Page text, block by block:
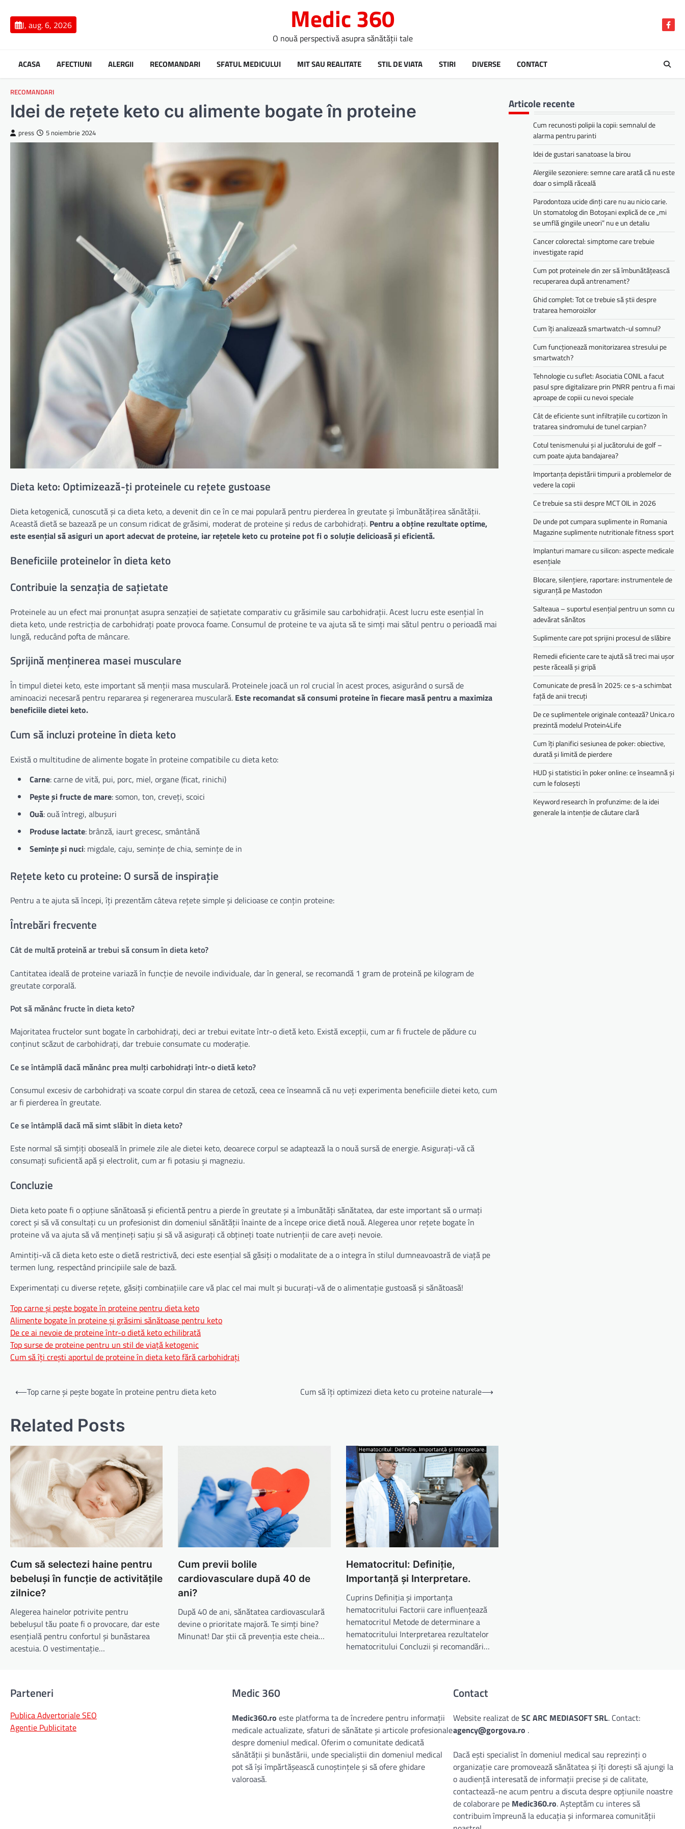
contentJ, aug. 6, 2026 Medic 360
O nouă perspectivă asupra sănătății tale
ACASA AFECTIUNI ALERGII RECOMANDARI SFATUL MEDICULUI MIT SAU REALITATE STIL DE VIATA STIRI DIVERSE CONTACT
RECOMANDARI
Idei de rețete keto cu alimente bogate în proteine
press 5 noiembrie 2024
Dieta keto: Optimizează-ți proteinele cu rețete gustoase
Dieta ketogenică, cunoscută și ca dieta keto, a devenit din ce în ce mai populară pentru pierderea în greutate și îmbunătățirea sănătății.
Această dietă se bazează pe un consum ridicat de grăsimi, moderat de proteine și redus de carbohidrați. Pentru a obține rezultate optime,
este esențial să asiguri un aport adecvat de proteine, iar rețetele keto cu proteine pot fi o soluție delicioasă și eficientă.
Beneficiile proteinelor în dieta keto
Contribuie la senzația de sațietate
Proteinele au un efect mai pronunțat asupra senzației de sațietate comparativ cu grăsimile sau carbohidrații. Acest lucru este esențial în
dieta keto, unde restricția de carbohidrați poate provoca foame. Consumul de proteine te va ajuta să te simți mai sătul pentru o perioadă mai
lungă, reducând pofta de mâncare.
Sprijină menținerea masei musculare
În timpul dietei keto, este important să menții masa musculară. Proteinele joacă un rol crucial în acest proces, asigurând o sursă de
aminoacizi necesară pentru repararea și regenerarea musculară. Este recomandat să consumi proteine în fiecare masă pentru a maximiza
beneficiile dietei keto.
Cum să incluzi proteine în dieta keto
Există o multitudine de alimente bogate în proteine compatibile cu dieta keto:
Carne: carne de vită, pui, porc, miel, organe (ficat, rinichi)
Pește și fructe de mare: somon, ton, creveți, scoici
Ouă: ouă întregi, albușuri
Produse lactate: brânză, iaurt grecesc, smântână
Semințe și nuci: migdale, caju, semințe de chia, semințe de in
Rețete keto cu proteine: O sursă de inspirație
Pentru a te ajuta să începi, îți prezentăm câteva rețete simple și delicioase ce conțin proteine:
Întrebări frecvente
Cât de multă proteină ar trebui să consum în dieta keto?
Cantitatea ideală de proteine variază în funcție de nevoile individuale, dar în general, se recomandă 1 gram de proteină pe kilogram de
greutate corporală.
Pot să mănânc fructe în dieta keto?
Majoritatea fructelor sunt bogate în carbohidrați, deci ar trebui evitate într-o dietă keto. Există excepții, cum ar fi fructele de pădure cu
conținut scăzut de carbohidrați, dar trebuie consumate cu moderație.
Ce se întâmplă dacă mănânc prea mulți carbohidrați într-o dietă keto?
Consumul excesiv de carbohidrați va scoate corpul din starea de cetoză, ceea ce înseamnă că nu veți experimenta beneficiile dietei keto, cum
ar fi pierderea în greutate.
Ce se întâmplă dacă mă simt slăbit în dieta keto?
Este normal să simțiți oboseală în primele zile ale dietei keto, deoarece corpul se adaptează la o nouă sursă de energie. Asigurați-vă că
consumați suficientă apă și electrolit, cum ar fi potasiu și magneziu.
Concluzie
Dieta keto poate fi o opțiune sănătoasă și eficientă pentru a pierde în greutate și a îmbunătăți sănătatea, dar este important să o urmați
corect și să vă consultați cu un profesionist din domeniul sănătății înainte de a începe orice dietă nouă. Alegerea unor rețete bogate în
proteine vă va ajuta să vă mențineți sațiu și să vă asigurați că obțineți toate nutrienții de care aveți nevoie.
Amintiți-vă că dieta keto este o dietă restrictivă, deci este esențial să găsiți o modalitate de a o integra în stilul dumneavoastră de viață pe
termen lung, respectând principiile sale de bază.
Experimentați cu diverse rețete, găsiți combinațiile care vă plac cel mai mult și bucurați-vă de o alimentație gustoasă și sănătoasă!
Top carne și pește bogate în proteine pentru dieta keto
Alimente bogate în proteine și grăsimi sănătoase pentru keto
De ce ai nevoie de proteine într-o dietă keto echilibrată
Top surse de proteine pentru un stil de viață ketogenic
Cum să îți crești aportul de proteine în dieta keto fără carbohidrați
Navigare
articole
⟵Top carne și pește bogate în proteine pentru dieta keto Cum să îți optimizezi dieta keto cu proteine naturale⟶
Related Posts
Cum să selectezi haine pentru
bebeluși în funcție de activitățile
zilnice?
Alegerea hainelor potrivite pentru
bebelușul tău poate fi o provocare, dar este
esențială pentru confortul și bunăstarea
acestuia. O vestimentație…
Cum previi bolile
cardiovasculare după 40 de
ani?
După 40 de ani, sănătatea cardiovasculară
devine o prioritate majoră. Te simți bine?
Minunat! Dar știi că prevenția este cheia…
Hematocritul: Definiție,
Importanță și Interpretare.
Cuprins Definiția și importanța
hematocritului Factorii care influențează
hematocritul Metode de determinare a
hematocritului Interpretarea rezultatelor
hematocritului Concluzii și recomandări…
Articole recente
Cum recunosti polipii la copii: semnalul de
alarma pentru parinti
Idei de gustari sanatoase la birou
Alergiile sezoniere: semne care arată că nu este
doar o simplă răceală
Parodontoza ucide dinți care nu au nicio carie.
Un stomatolog din Botoșani explică de ce „mi
se umflă gingiile uneori” nu e un detaliu
Cancer colorectal: simptome care trebuie
investigate rapid
Cum pot proteinele din zer să îmbunătățească
recuperarea după antrenament?
Ghid complet: Tot ce trebuie să știi despre
tratarea hemoroizilor
Cum îți analizează smartwatch-ul somnul?
Cum funcționează monitorizarea stresului pe
smartwatch?
Tehnologie cu suflet: Asociatia CONIL a facut
pasul spre digitalizare prin PNRR pentru a fi mai
aproape de copiii cu nevoi speciale
Cât de eficiente sunt infiltrațiile cu cortizon în
tratarea sindromului de tunel carpian?
Cotul tenismenului și al jucătorului de golf –
cum poate ajuta bandajarea?
Importanța depistării timpurii a problemelor de
vedere la copii
Ce trebuie sa stii despre MCT OIL in 2026
De unde pot cumpara suplimente in Romania
Magazine suplimente nutritionale fitness sport
Implanturi mamare cu silicon: aspecte medicale
esențiale
Blocare, silențiere, raportare: instrumentele de
siguranță pe Mastodon
Salteaua – suportul esențial pentru un somn cu
adevărat sănătos
Suplimente care pot sprijini procesul de slăbire
Remedii eficiente care te ajută să treci mai ușor
peste răceală și gripă
Comunicate de presă în 2025: ce s-a schimbat
față de anii trecuți
De ce suplimentele originale contează? Unica.ro
prezintă modelul Protein4Life
Cum îți planifici sesiunea de poker: obiective,
durată și limită de pierdere
HUD și statistici în poker online: ce înseamnă și
cum le folosești
Keyword research în profunzime: de la idei
generale la intenție de căutare clară
Parteneri
Publica Advertoriale SEO
Agentie Publicitate
Medic 360
Medic360.ro este platforma ta de încredere pentru informații
medicale actualizate, sfaturi de sănătate și articole profesionale
despre domeniul medical. Oferim o comunitate dedicată
sănătății și bunăstării, unde specialiștii din domeniul medical
pot să își împărtășească cunoștințele și să ofere ghidare
valoroasă.
Contact
Website realizat deSC ARC MEDIASOFT SRL. Contact:
agency@gorgova.ro .
Dacă ești specialist în domeniul medical sau reprezinți o
organizație care promovează sănătatea și îți dorești să ajungi la
o audiență interesată de informații precise și de calitate,
contactează-ne acum pentru a discuta despre opțiunile noastre
de colaborare pe Medic360.ro. Așteptăm cu interes să
contribuim împreună la educația și informarea comunității